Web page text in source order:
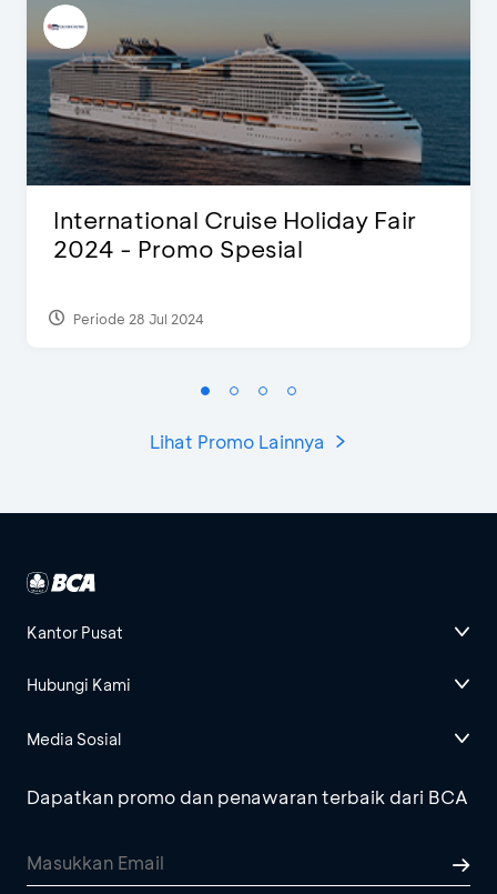
International Cruise Holiday Fair
2024 - Promo Spesial
Periode 28 Jul 2024
Lihat Promo Lainnya
Kantor Pusat
Hubungi Kami
Media Sosial
Dapatkan promo dan penawaran terbaik dari BCA